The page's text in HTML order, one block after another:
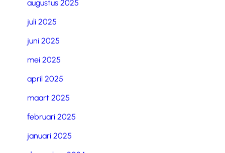
augustus 2025
juli 2025
juni 2025
mei 2025
april 2025
maart 2025
februari 2025
januari 2025